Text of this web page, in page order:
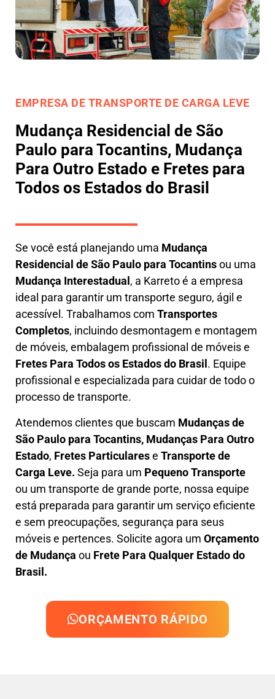
EMPRESA DE TRANSPORTE DE CARGA LEVE
Mudança Residencial de São
Paulo para Tocantins, Mudança
Para Outro Estado e Fretes para
Todos os Estados do Brasil
Se você está planejando uma Mudança
Residencial de São Paulo para Tocantinsou uma
Mudança Interestadual , a Karretoé a empresa
ideal para garantir um transporte seguro, ágil e
acessível. Trabalhamos com Transportes
Completos, incluindodesmontagem e montagem
de móveis, embalagem profissional de móveis e
Fretes Para Todos os Estados do Brasil . Equipe
profissional e especializada para cuidar de todo o
processo de transporte.
Atendemos clientes que buscam Mudançasde
São Paulo para Tocantins, Mudanças Para Outro
Estado, Fretes Particularese Transportede
Carga Leve. Seja para um Pequeno Transporte
ou um transporte de grande porte, nossa equipe
está preparada para garantir um serviço eficiente
e sem preocupações, segurança para seus
móveis e pertences. Solicite agora um Orçamento
de Mudança ou Frete Para Qualquer Estado do
Brasil.
ORÇAMENTO RÁPIDO